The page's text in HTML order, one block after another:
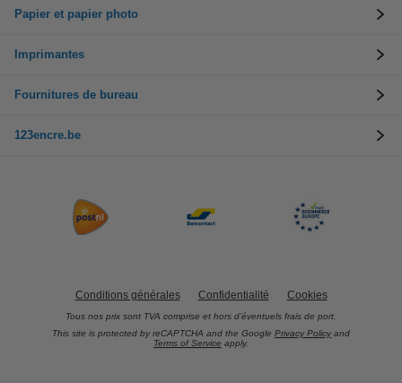
Papier et papier photo
Imprimantes
Fournitures de bureau
123encre.be
Conditions générales Confidentialité Cookies
Tous nos prix sont TVA comprise et hors d’éventuels frais de port.
This site is protected by reCAPTCHA and the Google Privacy Policy and
Terms of Service apply.